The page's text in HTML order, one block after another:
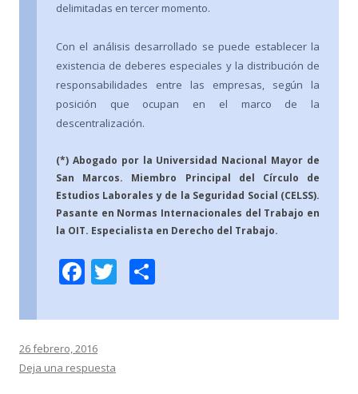
delimitadas en tercer momento.
Con el análisis desarrollado se puede establecer la
existencia de deberes especiales y la distribución de
responsabilidades entre las empresas, según la
posición que ocupan en el marco de la
descentralización.
(*) Abogado por la Universidad Nacional Mayor de
San Marcos. Miembro Principal del Círculo de
Estudios Laborales y de la Seguridad Social (CELSS).
Pasante en Normas Internacionales del Trabajo en
la OIT. Especialista en Derecho del Trabajo.
F
e
b
o
T
itt m
26 febrero, 2016
Deja una respuesta